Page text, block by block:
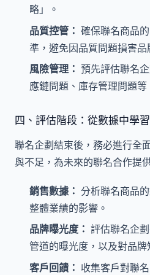
略」。
品質控管： 確保聯名商品
準，避免因品質問題損害品
風險管理： 預先評估聯名
應鏈問題、庫存管理問題等
四、評估階段：從數據中學習
聯名企劃結束後，務必進行全
與不足，為未來的聯名合作提
銷售數據： 分析聯名商品
整體業績的影響。
品牌曝光度： 評估聯名企
管道的曝光度，以及對品牌
客戶回饋： 收集客戶對聯